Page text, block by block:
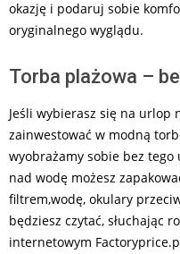
okazję i podaruj sobie
oryginalnego wyglądu.
Torba plażowa –
Jeśli wybierasz się na urlop
zainwestować w modną
wyobrażamy sobie bez
nad wodę możesz
filtrem,wodę, okulary
będziesz czytać, słuchając
internetowym